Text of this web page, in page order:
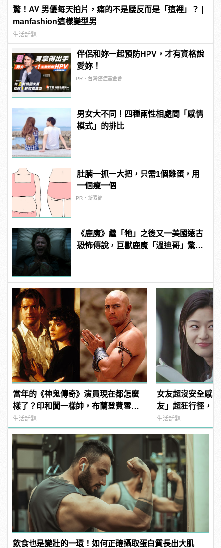
驚！AV 男優每天拍片，痛的不是腰反而是「這裡」？ |
manfashion這樣變型男
生活話題
伴侶和妳一起預防HPV，才有資格說
愛妳！
PR・台灣癌症基金會
男女大不同！四種兩性相處間「感情
模式」的排比
肚腩一抓一大把，只需1個雞蛋，用
一個瘦一個
PR・新素簡
《鹿魔》繼「牠」之後又一美國遠古
恐怖傳說，巨獸鹿魔「溫迪哥」驚嚇
當年的《神鬼傳奇》演員現在都怎麼
樣了？印和闐一樣帥，布蘭登費雪大
發福！
生活話題
女友超沒安全感
友」超狂行徑，
諜！
生活話題
飲食也是變壯的一環！如何正確攝取蛋白質長出大肌